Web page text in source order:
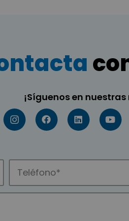
¡Síguenos en